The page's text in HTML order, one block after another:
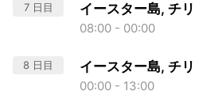
7 日目 イースター島, チリ
08:00 - 00:00
8 日目 イースター島, チリ
00:00 - 13:00